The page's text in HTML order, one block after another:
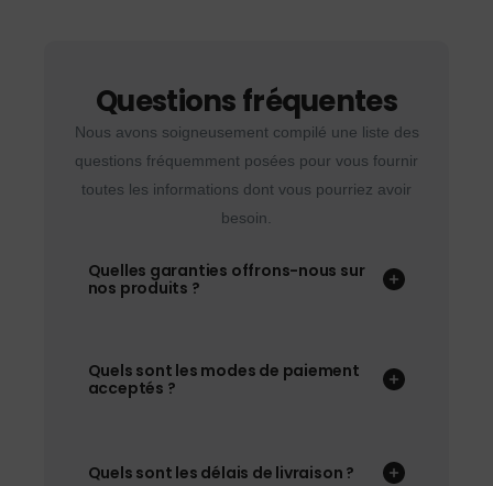
Questions fréquentes
Nous avons soigneusement compilé une liste des
questions fréquemment posées pour vous fournir
toutes les informations dont vous pourriez avoir
besoin.
Quelles garanties offrons-nous sur
nos produits ?
Quels sont les modes de paiement
acceptés ?
Quels sont les délais de livraison ?